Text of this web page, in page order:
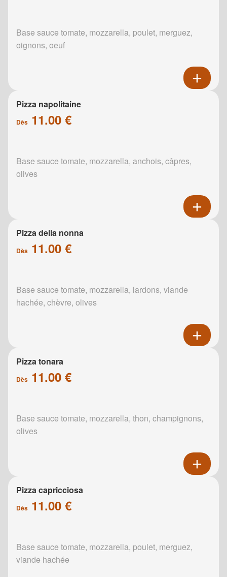
Base sauce tomate, mozzarella, poulet, merguez,
oignons, oeuf
Pizza napolitaine
Dès 11.00 €
Base sauce tomate, mozzarella, anchois, câpres,
olives
Pizza della nonna
Dès 11.00 €
Base sauce tomate, mozzarella, lardons, viande
hachée, chèvre, olives
Pizza tonara
Dès 11.00 €
Base sauce tomate, mozzarella, thon, champignons,
olives
Pizza capricciosa
Dès 11.00 €
Base sauce tomate, mozzarella, poulet, merguez,
viande hachée